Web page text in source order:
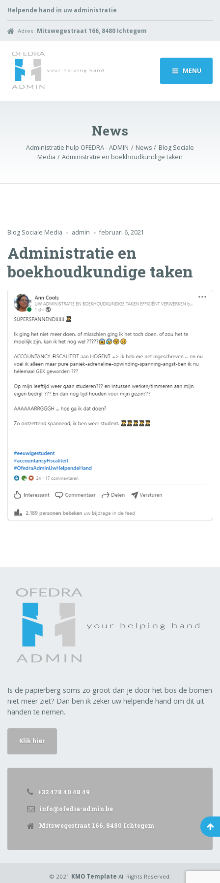
Helpende hand in uw administratie
Adres: Mitswegestraat 166, 8480 Ichtegem
MENU
News
Administratie hulp OFEDRA - ADMIN News
Blog Sociale
Media
Administratie en boekhoudkundige taken
Blog Sociale Media admin februari 6, 2021
Administratie en
boekhoudkundige taken
Is de papierberg soms zo groot dan je door het bos de bomen
niet meer ziet? Dan ben ik zeker uw helpende hand om dit uit
handen te nemen.
Klik hier
+32 478 40 48 49
info@ofedra-admin.be
Mitswegestraat 166, 8480 Ichtegem
© 2021 KMO Template All Rights Reserved.